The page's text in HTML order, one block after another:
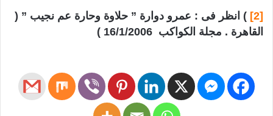
[2]
) انظر فى : عمرو دوارة ” حلاوة وحارة عم نجيب ” (
القاهرة . مجلة الكواكب 16/1/2006 )